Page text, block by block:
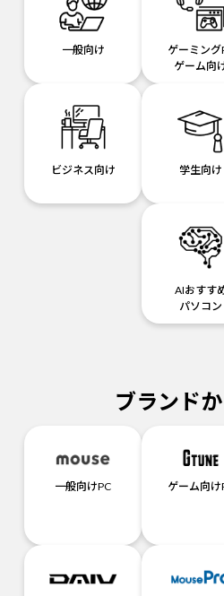
一般向け
ゲーミング
ゲーム向
ビジネス向け 学生向け
AIおすす
パソコン
ブランド
一般向けPC ゲーム向け